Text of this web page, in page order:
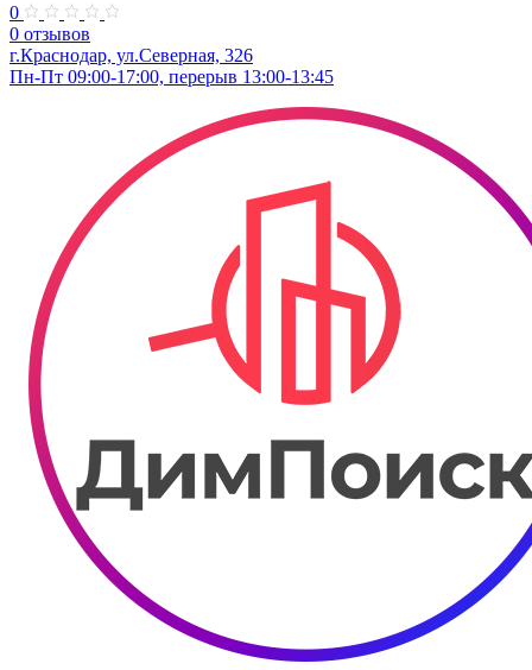
0
0 отзывов
г.Краснодар, ул.Северная, 326
Пн-Пт 09:00-17:00, перерыв 13:00-13:45